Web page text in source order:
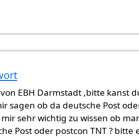
überprüft)
EBH Darmstadt ,bitte kanst
sagen ob da deutsche Post
sehr wichtig zu wissen ob
Post oder postcon TNT ? bitte